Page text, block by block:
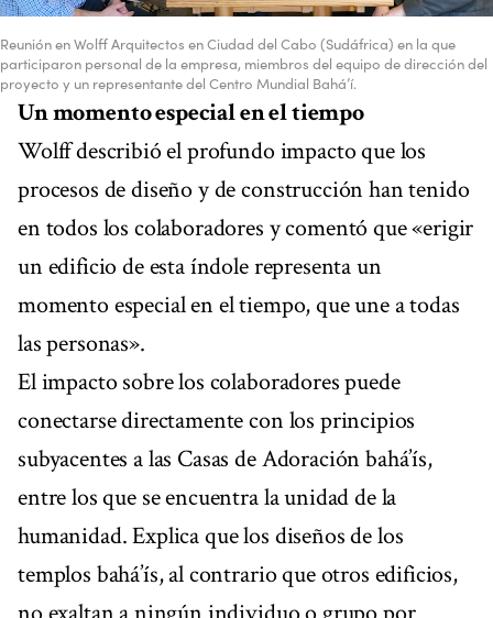
Reunión en Wolff Arquitectos en Ciudad del Cabo (Sudáfrica) en la que
participaron personal de la empresa, miembros del equipo de dirección del
proyecto y un representante del Centro Mundial Bahá’í.
Un momento especial en el tiempo
Wolff describió el profundo impacto que los
procesos de diseño y de construcción han tenido
en todos los colaboradores y comentó que «erigir
un edificio de esta índole representa un
momento especial en el tiempo, que une a todas
las personas».
El impacto sobre los colaboradores puede
conectarse directamente con los principios
subyacentes a las Casas de Adoración bahá’ís,
entre los que se encuentra la unidad de la
humanidad. Explica que los diseños de los
templos bahá’ís, al contrario que otros edificios,